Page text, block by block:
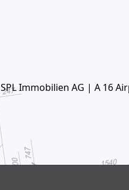
SPL Immobilien AG | A 16